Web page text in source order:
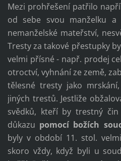
Mezi prohřešení patřilo
od sebe svou manželku
nemanželské mateřství,
Tresty za takové přestupky
velmi přísné - např. prodej
otroctví, vyhnání ze země,
tělesné tresty jako
jiných trestů. Jestliže
svědků, kteří by trestný
důkazu pomocí božích
byly v období 11. stol.
skoro vždy, když byli u